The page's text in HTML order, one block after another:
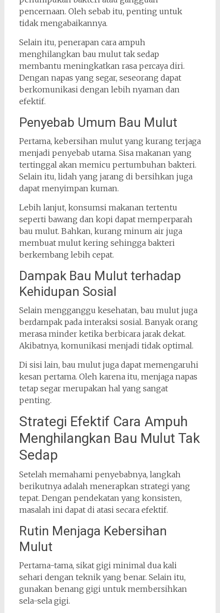
pencernaan. Oleh sebab itu, penting untuk
tidak mengabaikannya.
Selain itu, penerapan cara ampuh
menghilangkan bau mulut tak sedap
membantu meningkatkan rasa percaya diri.
Dengan napas yang segar, seseorang dapat
berkomunikasi dengan lebih nyaman dan
efektif.
Penyebab Umum Bau Mulut
Pertama, kebersihan mulut yang kurang terjaga
menjadi penyebab utama. Sisa makanan yang
tertinggal akan memicu pertumbuhan bakteri.
Selain itu, lidah yang jarang di bersihkan juga
dapat menyimpan kuman.
Lebih lanjut, konsumsi makanan tertentu
seperti bawang dan kopi dapat memperparah
bau mulut. Bahkan, kurang minum air juga
membuat mulut kering sehingga bakteri
berkembang lebih cepat.
Dampak Bau Mulut terhadap
Kehidupan Sosial
Selain mengganggu kesehatan, bau mulut juga
berdampak pada interaksi sosial. Banyak orang
merasa minder ketika berbicara jarak dekat.
Akibatnya, komunikasi menjadi tidak optimal.
Di sisi lain, bau mulut juga dapat memengaruhi
kesan pertama. Oleh karena itu, menjaga napas
tetap segar merupakan hal yang sangat
penting.
Strategi Efektif Cara Ampuh
Menghilangkan Bau Mulut Tak
Sedap
Setelah memahami penyebabnya, langkah
berikutnya adalah menerapkan strategi yang
tepat. Dengan pendekatan yang konsisten,
masalah ini dapat di atasi secara efektif.
Rutin Menjaga Kebersihan
Mulut
Pertama-tama, sikat gigi minimal dua kali
sehari dengan teknik yang benar. Selain itu,
gunakan benang gigi untuk membersihkan
sela-sela gigi.